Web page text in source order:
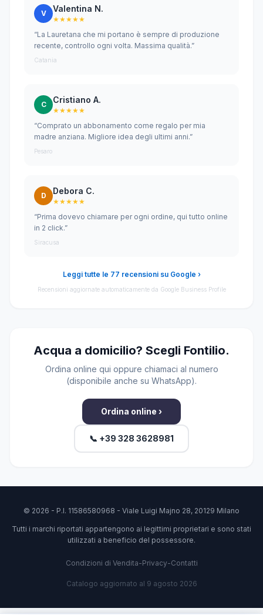
V Valentina N.
★★★★★
“La Lauretana che mi portano è sempre di produzione
recente, controllo ogni volta. Massima qualità.”
Catania
C Cristiano A.
★★★★★
“Comprato un abbonamento come regalo per mia
madre anziana. Migliore idea degli ultimi anni.”
Pesaro
D Debora C.
★★★★★
“Prima dovevo chiamare per ogni ordine, qui tutto online
in 2 click.”
Siracusa
Leggi tutte le 77 recensioni su Google ›
Recensioni aggiornate automaticamente da Google Business Profile
Acqua a domicilio? Scegli Fontilio.
Ordina online qui oppure chiamaci al numero
(disponibile anche su WhatsApp).
Ordina online ›
📞 +39 328 3628981
© 2026 - P.I. 11586580968 - Viale Luigi Majno 28, 20129 Milano
Tutti i marchi riportati appartengono ai legittimi proprietari e sono stati
utilizzati a beneficio del possessore.
Condizioni di Vendita-Privacy-Contatti
Catalogo aggiornato al 9 agosto 2026